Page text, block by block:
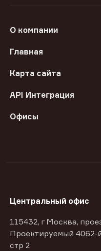
О компании
Главная
Карта сайта
API Интеграция
Офисы
Центральный офис
115432, г Москва,
Проектируемый 4062-
стр 2